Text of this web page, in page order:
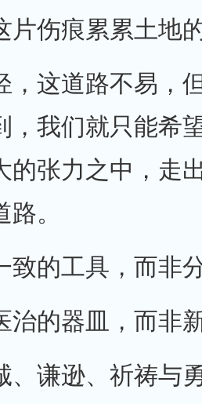
片伤痕累累土地
，这道路不易，
，我们就只能
的张力之中，走
。
致的工具，而非
治的器皿，而非
、谦逊、祈祷与